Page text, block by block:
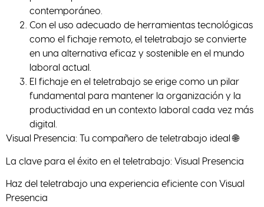
contemporáneo.
Con el uso adecuado de herramientas tecnológicas
como el fichaje remoto, el teletrabajo se convierte
en una alternativa eficaz y sostenible en el mundo
laboral actual.
El fichaje en el teletrabajo se erige como un pilar
fundamental para mantener la organización y la
productividad en un contexto laboral cada vez más
digital.
Visual Presencia: Tu compañero de teletrabajo ideal 🌐
La clave para el éxito en el teletrabajo: Visual Presencia
Haz del teletrabajo una experiencia eficiente con Visual
Presencia